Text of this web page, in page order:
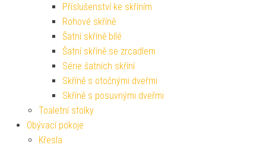
Příslušenství ke skříním
Rohové skříně
Šatní skříně bílé
Šatní skříně se zrcadlem
Série šatních skříní
Skříně s otočnými dveřmi
Skříně s posuvnými dveřmi
Toaletní stolky
Obývací pokoje
Křesla